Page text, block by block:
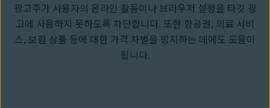
광고주가 사용자의 온라인 활동이나 브라우저 설정을 타깃 광
고에 사용하지 못하도록 차단합니다. 또한 항공권, 의료 서비
스, 보험 상품 등에 대한 가격 차별을 방지하는 데에도 도움이
됩니다.